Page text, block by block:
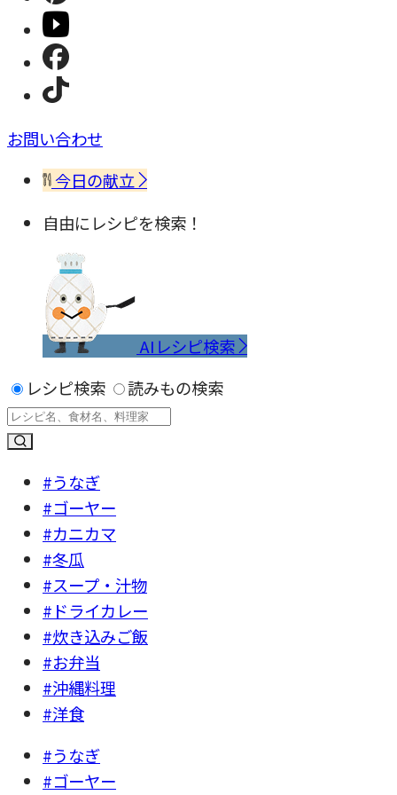
お問い合わせ
今日の献立
自由にレシピを検索！
AIレシピ検索
レシピ検索
読みもの検索
#うなぎ
#ゴーヤー
#カニカマ
#冬瓜
#スープ・汁物
#ドライカレー
#炊き込みご飯
#お弁当
#沖縄料理
#洋食
#うなぎ
#ゴーヤー